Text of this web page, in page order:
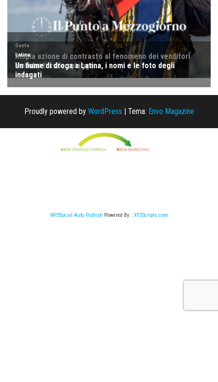
Proudly powered by WordPress | Tema: Envo Magazine
WP2Social Auto Publish Powered By : XYZScripts.com